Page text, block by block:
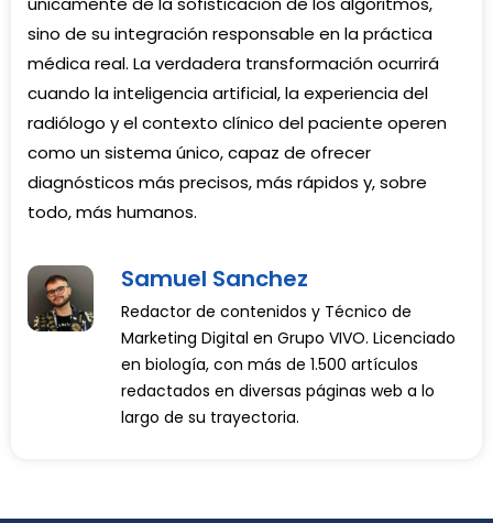
sino de su integración responsable en la práctica
médica real. La verdadera transformación ocurrirá
cuando la inteligencia artificial, la experiencia del
radiólogo y el contexto clínico del paciente operen
como un sistema único, capaz de ofrecer
diagnósticos más precisos, más rápidos y, sobre
todo, más humanos.
Samuel Sanchez
Redactor de contenidos y Técnico de
Marketing Digital en Grupo VIVO. Licenciado
en biología, con más de 1.500 artículos
redactados en diversas páginas web a lo
largo de su trayectoria.